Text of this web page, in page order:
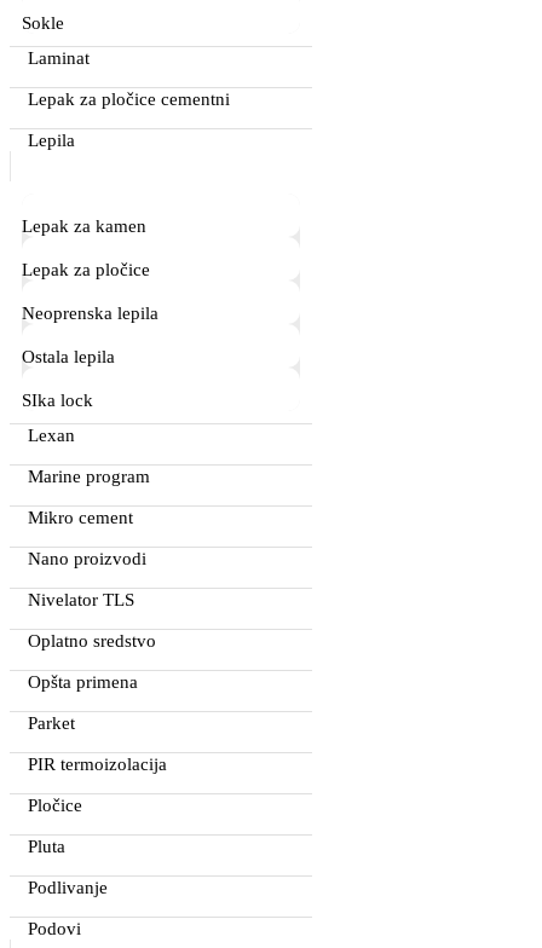
Sokle
Laminat
Lepak za pločice cementni
Lepila
Lepak za kamen
Lepak za pločice
Neoprenska lepila
Ostala lepila
SIka lock
Lexan
Marine program
Mikro cement
Nano proizvodi
Nivelator TLS
Oplatno sredstvo
Opšta primena
Parket
PIR termoizolacija
Pločice
Pluta
Podlivanje
Podovi